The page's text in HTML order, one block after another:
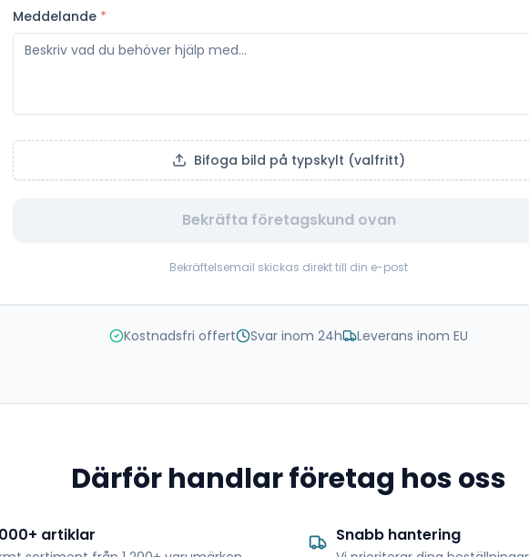
Meddelande *
Bifoga bild på typskylt (valfritt)
Bekräfta företagskund ovan
Bekräftelsemail skickas direkt till din e-post
Kostnadsfri offert Svar inom 24h Leverans inom EU
Därför handlar företag hos oss
artiklar Snabb hantering